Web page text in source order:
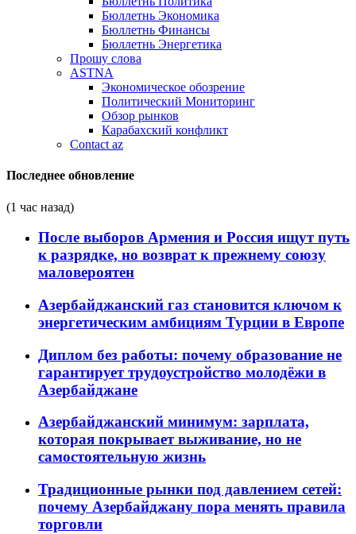
Бюллетнь Экономика
Бюллетнь Финансы
Бюллетнь Энергетика
Прошу слова
ASTNA
Экономическое обозрение
Политический Мониторинг
Обзор рынков
Карабахский конфликт
Contact az
Последнее обновление
(1 час назад)
После выборов Армения и Россия ищут путь
к разрядке, но возврат к прежнему союзу
маловероятен
Азербайджанский газ становится ключом к
энергетическим амбициям Турции в Европе
Диплом без работы: почему образование не
гарантирует трудоустройство молодёжи в
Азербайджане
Азербайджанский минимум: зарплата,
которая покрывает выживание, но не
самостоятельную жизнь
Традиционные рынки под давлением сетей:
почему Азербайджану пора менять правила
торговли